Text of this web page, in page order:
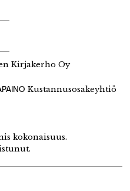
Kirjakerho Oy
Kustannusosakeyhtiö
kokonaisuus.